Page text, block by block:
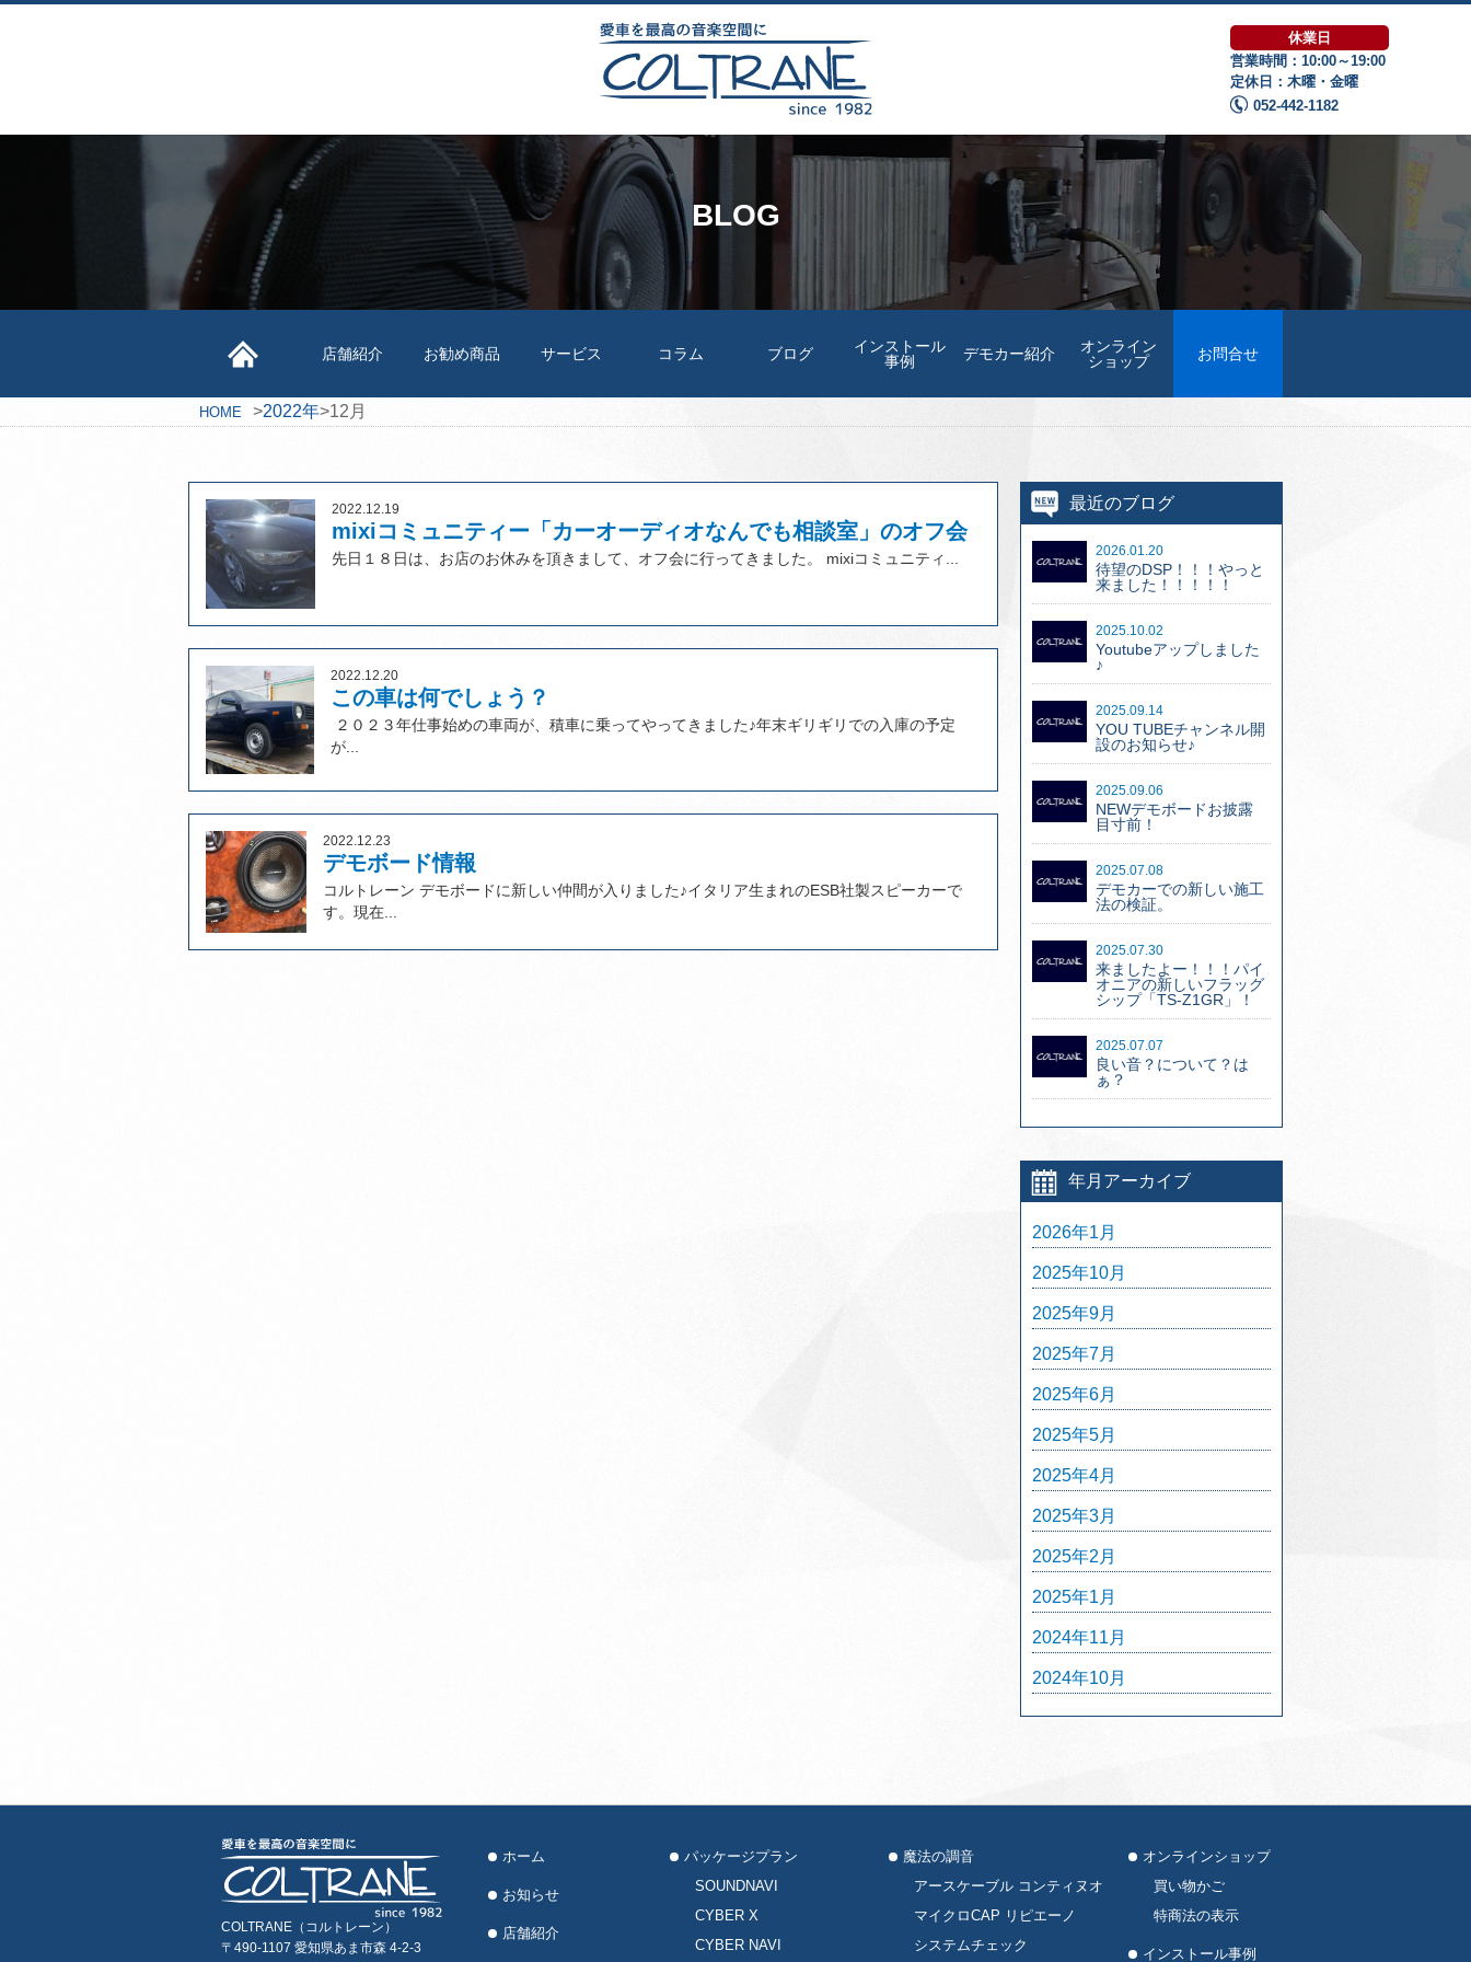
休業日
営業時間：10:00～19:00
定休日：木曜・金曜
052-442-1182
BLOG
店舗紹介 お勧め商品 サービス コラム ブログ
インストール
事例
デモカー紹介
オンライン
ショップ
お問合せ
HOME >2022年>12月
2022.12.19
mixiコミュニティー「カーオーディオなんでも相談室」のオフ会
先日１８日は、お店のお休みを頂きまして、オフ会に行ってきました。 mixiコミュニティ...
2022.12.20
この車は何でしょう？
２０２３年仕事始めの車両が、積車に乗ってやってきました♪年末ギリギリでの入庫の予定
が...
2022.12.23
デモボード情報
コルトレーン デモボードに新しい仲間が入りました♪イタリア生まれのESB社製スピーカーで
す。現在...
最近のブログ
2026.01.20
待望のDSP！！！やっと
来ました！！！！！
2025.10.02
Youtubeアップしました
♪
2025.09.14
YOU TUBEチャンネル開
設のお知らせ♪
2025.09.06
NEWデモボードお披露
目寸前！
2025.07.08
デモカーでの新しい施工
法の検証。
2025.07.30
来ましたよー！！！パイ
オニアの新しいフラッグ
シップ「TS-Z1GR」！
2025.07.07
良い音？について？は
ぁ？
年月アーカイブ
2026年1月
2025年10月
2025年9月
2025年7月
2025年6月
2025年5月
2025年4月
2025年3月
2025年2月
2025年1月
2024年11月
2024年10月
COLTRANE（コルトレーン）
〒490-1107 愛知県あま市森 4-2-3
ホーム
お知らせ
店舗紹介
パッケージプラン
SOUNDNAVI
CYBER X
CYBER NAVI
魔法の調音
アースケーブル コンティヌオ
マイクロCAP リピエーノ
システムチェック
オンラインショップ
買い物かご
特商法の表示
インストール事例